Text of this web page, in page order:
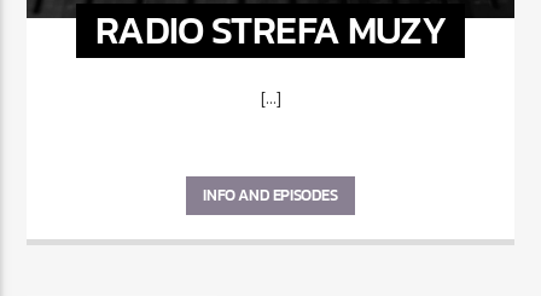
RADIO STREFA MUZY
[...]
INFO AND EPISODES